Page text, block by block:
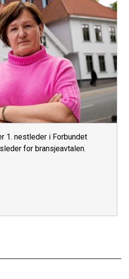
1. nestleder i Forbundet
for bransjeavtalen.